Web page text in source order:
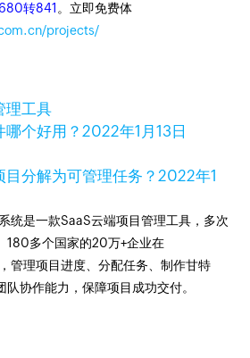
转841 。立即免费体
projects/
理工具
哪个好用？2022年1月13日
目分解为可管理任务？2022年1
统是一款SaaS云端项目管理工具，多次
180多个国家的20万+企业在
管理项目进度、分配任务、制作甘特
协作能力，保障项目成功交付。